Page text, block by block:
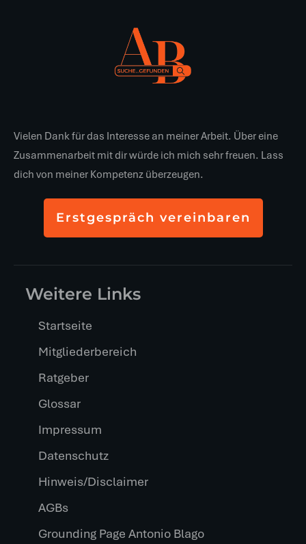
Vielen Dank für das Interesse an meiner Arbeit. Über eine
Zusammenarbeit mit dir würde ich mich sehr freuen. Lass
dich von meiner Kompetenz überzeugen.
Erstgespräch vereinbaren
Weitere Links
Startseite
Mitgliederbereich
Ratgeber
Glossar
Impressum
Datenschutz
Hinweis/Disclaimer
AGBs
Grounding Page Antonio Blago